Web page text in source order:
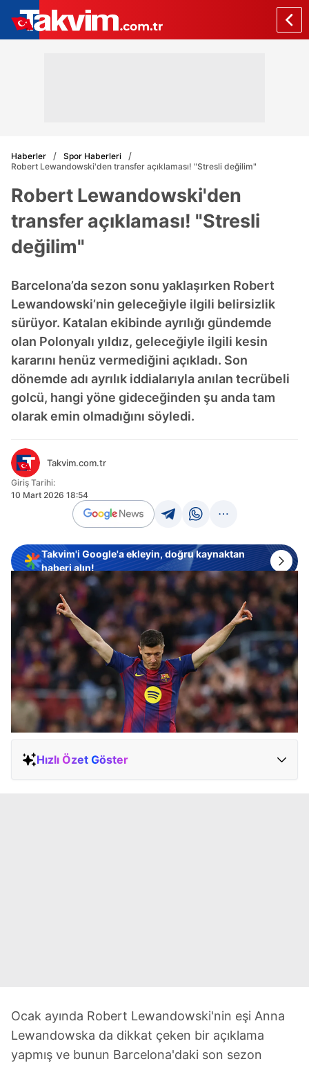
Haberler
Spor Haberleri
Robert Lewandowski'den transfer açıklaması! "Stresli değilim"
Robert Lewandowski'den
transfer açıklaması! "Stresli
değilim"
Barcelona’da sezon sonu yaklaşırken Robert
Lewandowski’nin geleceğiyle ilgili belirsizlik
sürüyor. Katalan ekibinde ayrılığı gündemde
olan Polonyalı yıldız, geleceğiyle ilgili kesin
kararını henüz vermediğini açıkladı. Son
dönemde adı ayrılık iddialarıyla anılan tecrübeli
golcü, hangi yöne gideceğinden şu anda tam
olarak emin olmadığını söyledi.
Takvim.com.tr
Giriş Tarihi:
10 Mart 2026 18:54
Takvim'i Google'a ekleyin, doğru kaynaktan
haberi alın!
Hızlı Özet Göster
Ocak ayında Robert Lewandowski'nin eşi Anna
Lewandowska da dikkat çeken bir açıklama
yapmış ve bunun Barcelona'daki son sezon